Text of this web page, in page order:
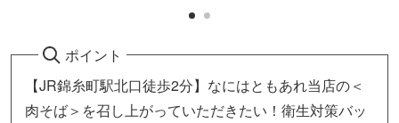
ポイント
【JR錦糸町駅北口徒歩2分】なにはともあれ当店の＜
肉そば＞を召し上がっていただきたい！衛生対策バッ